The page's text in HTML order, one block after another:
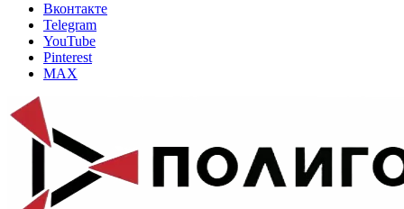
Вконтакте
Telegram
YouTube
Pinterest
MAX